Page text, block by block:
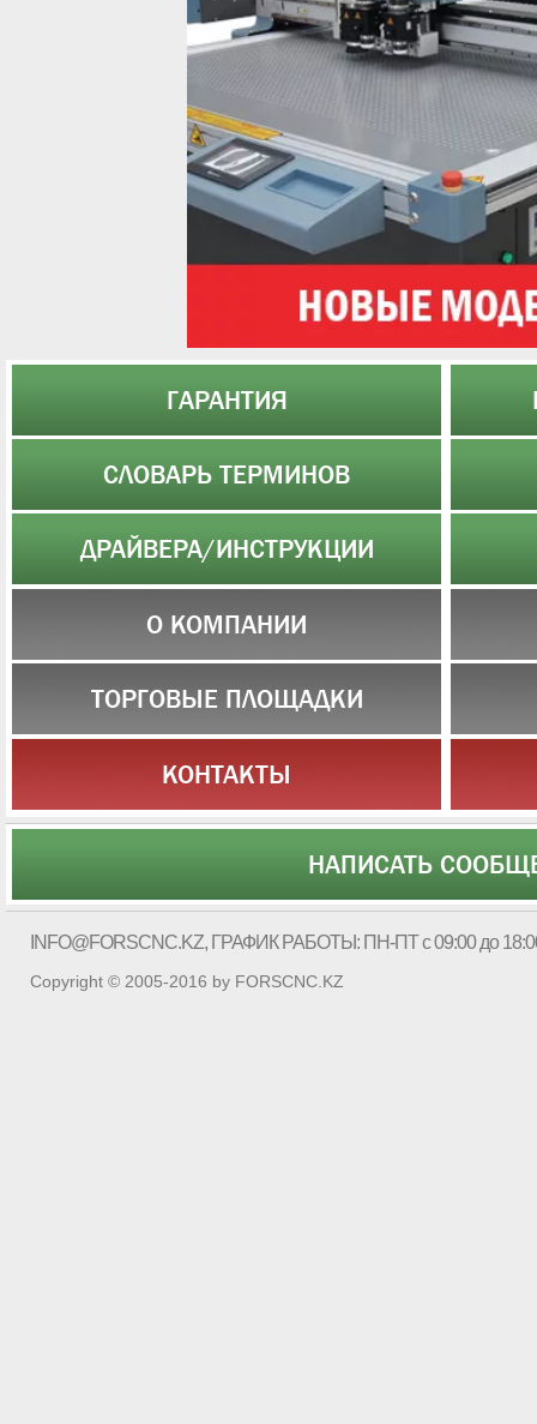
ГАРАНТИЯ
СЛОВАРЬ ТЕРМИНОВ
ДРАЙВЕРА/ИНСТРУКЦИИ
О КОМПАНИИ
ТОРГОВЫЕ ПЛОЩАДКИ
КОНТАКТЫ
НАПИСАТЬ
INFO@FORSCNC.KZ, ГРАФИК РАБОТЫ: ПН-ПТ с 09:00 до
Copyright © 2005-2016 by FORSCNC.KZ